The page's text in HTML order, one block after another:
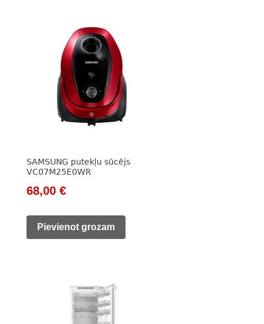
SAMSUNG putekļu sūcējs
VC07M25E0WR
Original
was:
68,00€Current
is:
Pievienot grozam